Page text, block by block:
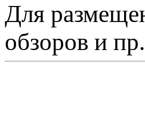
Для
обзоров и